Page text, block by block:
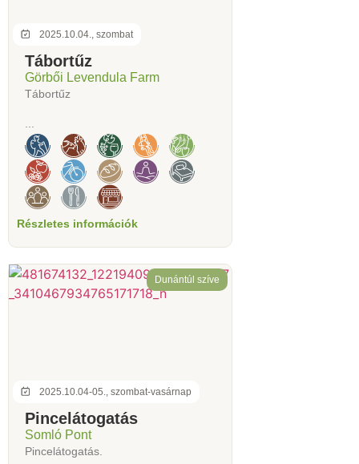
2025.10.04., szombat
Tábortűz
Görbői Levendula Farm
Tábortűz
Részletes információk
2025.10.04-05., szombat-vasárnap
Dunántúl szíve
Pincelátogatás
Somló Pont
Pincelátogatás.